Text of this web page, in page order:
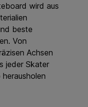
wird aus
beste
Von
Achsen
jeder Skater